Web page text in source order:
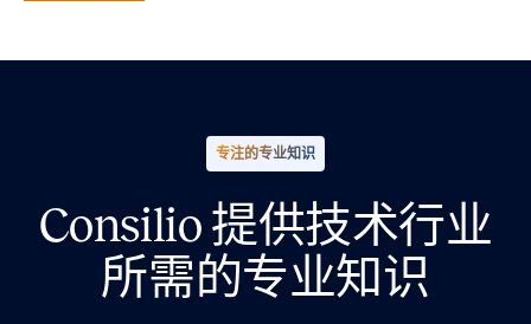
专注的专业知识
Consilio 提供技术行业
所需的专业知识